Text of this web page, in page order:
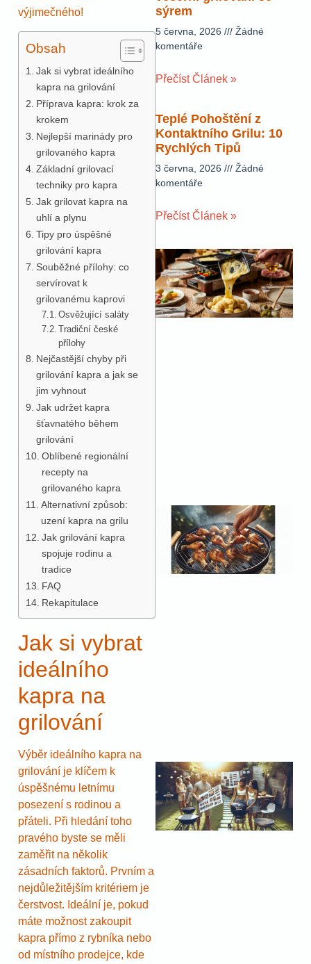
výjimečného!
Obsah
Jak si vybrat ideálního
kapra na grilování
Příprava kapra: krok za
krokem
Nejlepší marinády pro
grilovaného kapra
Základní grilovací
techniky pro kapra
Jak grilovat kapra na
uhlí a plynu
Tipy pro úspěšné
grilování kapra
Souběžné přílohy: co
servírovat k
grilovanému kaprovi
Osvěžující saláty
Tradiční české
přílohy
Nejčastější chyby při
grilování kapra a jak se
jim vyhnout
Jak udržet kapra
šťavnatého během
grilování
Oblíbené regionální
recepty na
grilovaného kapra
Alternativní způsob:
uzení kapra na grilu
Jak grilování kapra
spojuje rodinu a
tradice
FAQ
Rekapitulace
Jak si vybrat
ideálního
kapra na
grilování
Výběr ideálního kapra na
grilování je klíčem k
úspěšnému letnímu
posezení s rodinou a
přáteli. Při hledání toho
pravého byste se měli
zaměřit na několik
zásadních faktorů. Prvním a
nejdůležitějším kritériem je
čerstvost. Ideální je, pokud
máte možnost zakoupit
kapra přímo z rybníka nebo
od místního prodejce, kde
sýrem
5 června, 2026
Žádné
komentáře
Přečíst Článek »
Teplé Pohoštění z
Kontaktního Grilu: 10
Rychlých Tipů
3 června, 2026
Žádné
komentáře
Přečíst Článek »